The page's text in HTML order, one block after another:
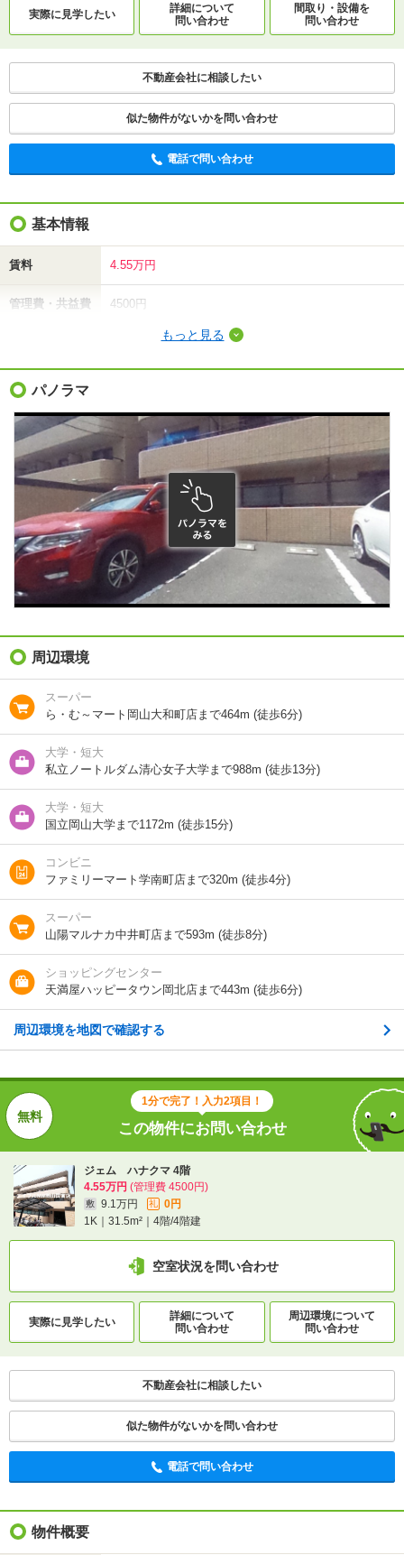
実際に見学したい
詳細について
問い合わせ
間取り・設備を
問い合わせ
不動産会社に相談したい
似た物件がないかを問い合わせ
電話で問い合わせ
基本情報
賃料 4.55万円
管理費・共益費 4500円
礼金（敷引・償
却金）
間取り / 専有面
31.5m²
種別 / 構造 マンション 鉄筋コン
築年 / 築年月 築22年 2005年3月
階建 4階/4階建
向き 南東
住所
地図を見る
1分で完了！入力2項目！
ジェム ハナクマ 4階
4.55万円
敷 9.1万円 礼
0円
1K｜31.5m²｜4階/4階建
空室状況を問い合わせ
実際に見学したい
不動産会社に相談したい
もっと見る
パノラマ
周辺環境
スーパー
ら・む～マート岡山大和町店まで464m (徒歩6分)
大学・短大
私立ノートルダム清心女子大学まで988m (徒歩13分)
大学・短大
国立岡山大学まで1172m (徒歩15分)
コンビニ
ファミリーマート学南町店まで320m (徒歩4分)
スーパー
山陽マルナカ中井町店まで593m (徒歩8分)
ショッピングセンター
天満屋ハッピータウン岡北店まで443m (徒歩6分)
周辺環境を地図で確認する
1分で完了！入力2項目！
この物件にお問い合わせ
ジェム ハナクマ 4階
4.55万円 (管理費 4500円)
敷 9.1万円 礼
0円
1K｜31.5m²｜4階/4階建
空室状況を問い合わせ
実際に見学したい
詳細について
問い合わせ
周辺環境について
問い合わせ
不動産会社に相談したい
似た物件がないかを問い合わせ
電話で問い合わせ
物件概要